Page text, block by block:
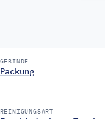
GEBINDE
Packung
REINIGUNGSART